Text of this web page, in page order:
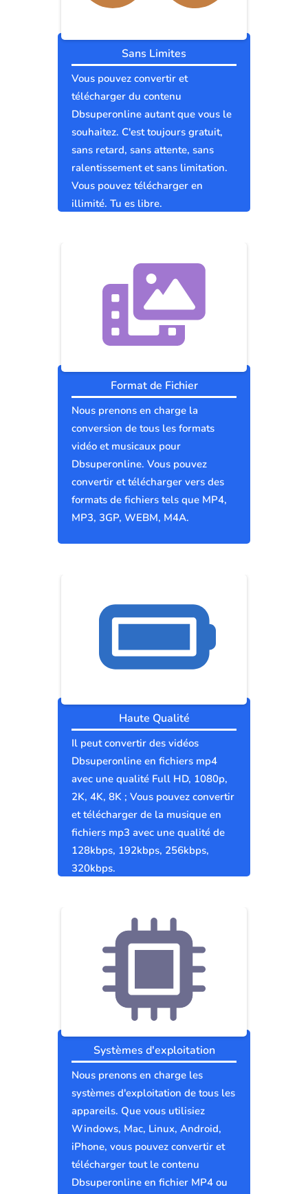
Sans Limites
Vous pouvez convertir et
télécharger du contenu
Dbsuperonline autant que vous le
souhaitez. C'est toujours gratuit,
sans retard, sans attente, sans
ralentissement et sans limitation.
Vous pouvez télécharger en
illimité. Tu es libre.
Format de Fichier
Nous prenons en charge la
conversion de tous les formats
vidéo et musicaux pour
Dbsuperonline. Vous pouvez
convertir et télécharger vers des
formats de fichiers tels que MP4,
MP3, 3GP, WEBM, M4A.
Haute Qualité
Il peut convertir des vidéos
Dbsuperonline en fichiers mp4
avec une qualité Full HD, 1080p,
2K, 4K, 8K ; Vous pouvez convertir
et télécharger de la musique en
fichiers mp3 avec une qualité de
128kbps, 192kbps, 256kbps,
320kbps.
Systèmes d'exploitation
Nous prenons en charge les
systèmes d'exploitation de tous les
appareils. Que vous utilisiez
Windows, Mac, Linux, Android,
iPhone, vous pouvez convertir et
télécharger tout le contenu
Dbsuperonline en fichier MP4 ou